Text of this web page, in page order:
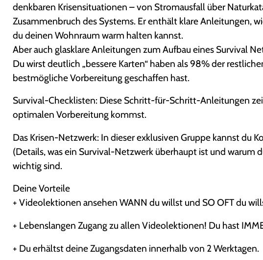
denkbaren Krisensituationen – von Stromausfall über
Zusammenbruch des Systems. Er enthält klare Anleitungen,
du deinen Wohnraum warm halten kannst.
Aber auch glasklare Anleitungen zum Aufbau eines Survival
Du wirst deutlich „bessere Karten“ haben als 98% der
bestmögliche Vorbereitung geschaffen hast.
Survival-Checklisten: Diese Schritt-für-Schritt-Anleitungen
optimalen Vorbereitung kommst.
Das Krisen-Netzwerk: In dieser exklusiven Gruppe kannst du
(Details, was ein Survival-Netzwerk überhaupt ist und warum
wichtig sind.
Deine Vorteile
+ Videolektionen ansehen WANN du willst und SO OFT du
+ Lebenslangen Zugang zu allen Videolektionen! Du hast
+ Du erhältst deine Zugangsdaten innerhalb von 2 Werktagen.